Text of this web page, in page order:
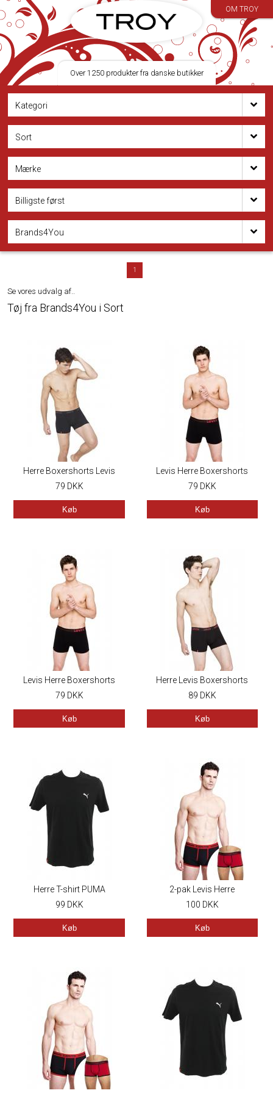
OM TROY
Over 1250 produkter fra danske butikker
Kategori
Sort
Mærke
Billigste først
Brands4You
1
Se vores udvalg af..
Tøj fra Brands4You i Sort
Herre Boxershorts Levis
ADDISON - Sort
79 DKK
Køb
Levis Herre Boxershorts
ZACK Sort
79 DKK
Køb
Levis Herre Boxershorts
ZACK
79 DKK
Køb
Herre Levis Boxershorts
DANTE
89 DKK
Køb
Herre T-shirt PUMA
99 DKK
Køb
2-pak Levis Herre
Boxershorts gaves�t
PITTSBURGH
100 DKK
Køb